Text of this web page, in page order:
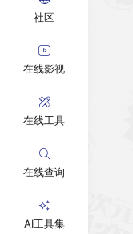
社区
在线影视
在线工具
在线查询
AI工具集